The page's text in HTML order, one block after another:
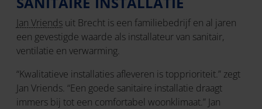
Jan Vriends uit Brecht is een familiebedrijf en al jaren
een gevestigde waarde als installateur van sanitair,
ventilatie en verwarming.
“Kwalitatieve installaties afleveren is topprioriteit.” zegt
Jan Vriends. “Een goede sanitaire installatie draagt
immers bij tot een comfortabel woonklimaat.” Jan